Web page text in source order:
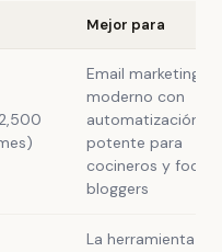
Mejor para
Email marketing
moderno con
automatización
potente para
cocineros y food
bloggers
La herramienta